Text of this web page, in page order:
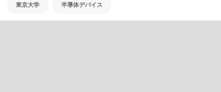
東京大学 半導体デバイス